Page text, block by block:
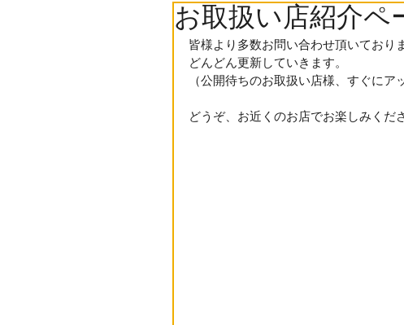
お取扱い店紹介ペ
皆様より多数お問い合わせ頂いており
どんどん更新していきます。
（公開待ちのお取扱い店様、すぐにア
どうぞ、お近くのお店でお楽しみくだ